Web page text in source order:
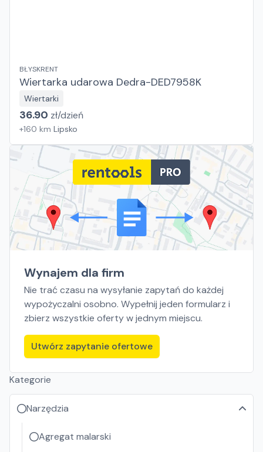
BŁYSKRENT
Wiertarka udarowa Dedra-DED7958K
Wiertarki
36.90 zł/dzień
+160 km Lipsko
Wynajem dla firm
Nie trać czasu na wysyłanie zapytań do każdej
wypożyczalni osobno. Wypełnij jeden formularz i
zbierz wszystkie oferty w jednym miejscu.
Utwórz zapytanie ofertowe
Kategorie
Narzędzia
Agregat malarski